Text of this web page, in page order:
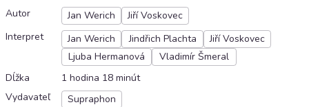
Autor Jan Werich
Jiří Voskovec
Interpret
Jan Werich Jindřich Plachta
Jiří Voskovec
Ljuba Hermanová
Vladimír Šmeral
Dĺžka
1 hodina 18 minút
Vydavateľ
Supraphon